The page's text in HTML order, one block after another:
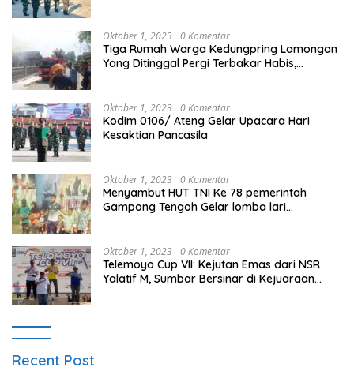
Oktober 1, 2023 0 Komentar
Tiga Rumah Warga Kedungpring Lamongan
Yang Ditinggal Pergi Terbakar Habis,
Oktober 1, 2023 0 Komentar
Kodim 0106/ Ateng Gelar Upacara Hari
Kesaktian Pancasila
Oktober 1, 2023 0 Komentar
Menyambut HUT TNI Ke 78 pemerintah
Gampong Tengoh Gelar lomba lari
Oktober 1, 2023 0 Komentar
Telemoyo Cup VII: Kejutan Emas dari NSR
Yalatif M, Sumbar Bersinar di Kejuaraan
Recent Post